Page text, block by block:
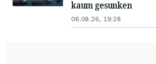
kaum gesunken
06.08.26, 19:28